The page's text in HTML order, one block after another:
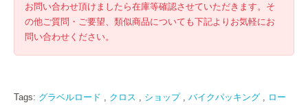
お問い合わせ頂けましたら在庫等確認させていただきます。そ
の他ご質問・ご要望、類似商品についても下記よりお気軽にお
問い合わせください。
Tags: グラベルロード クロス ショップ, バイクパッキング
ロー